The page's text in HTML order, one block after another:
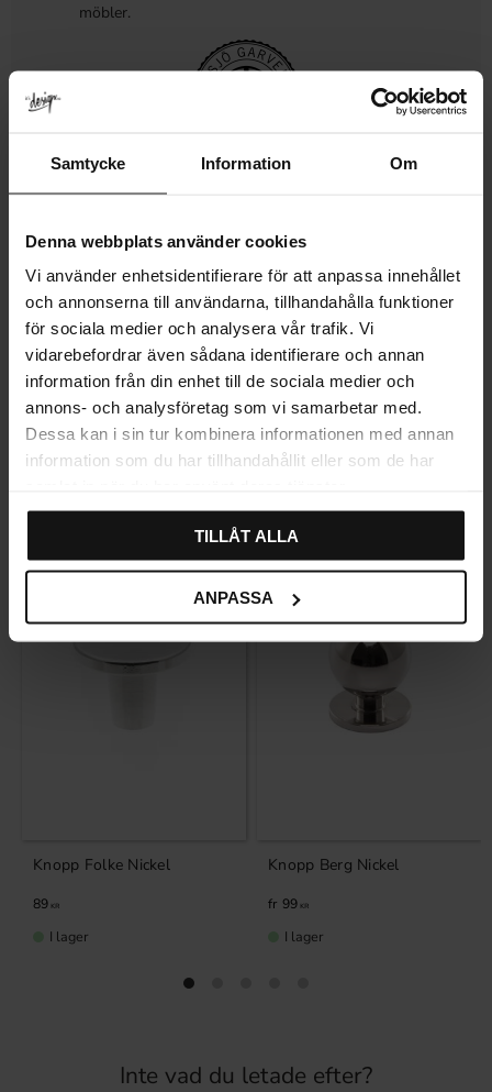
Samtycke Information Om
Denna webbplats använder cookies
Vi använder enhetsidentifierare för att anpassa innehållet
och annonserna till användarna, tillhandahålla funktioner
för sociala medier och analysera vår trafik. Vi
vidarebefordrar även sådana identifierare och annan
information från din enhet till de sociala medier och
annons- och analysföretag som vi samarbetar med.
Dessa kan i sin tur kombinera informationen med annan
information som du har tillhandahållit eller som de har
TILLÅT ALLA
ANPASSA
möbler.
Se alla våra kökshandtag här!
MER INFO
LEVERANS & RETUR
RECENSIONER
Knopp Folke Nickel
89KR
I lager
Knopp Berg Nickel
99KR
I lager
Inte vad du letade efter?